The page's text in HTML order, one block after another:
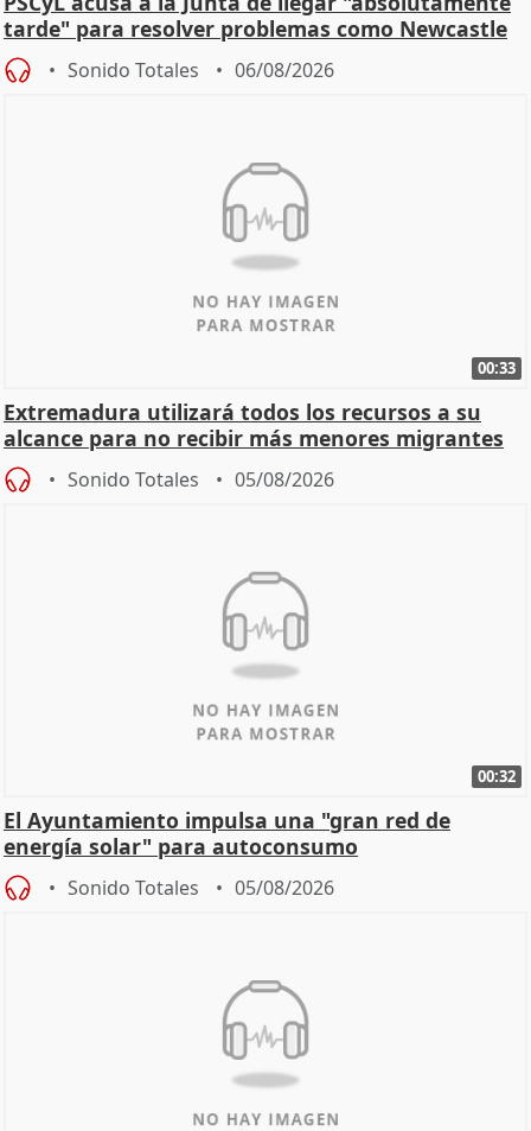
tarde" para resolver problemas como Newcastle
Sonido Totales 06/08/2026
00:33
Extremadura utilizará todos los recursos a su
alcance para no recibir más menores migrantes
Sonido Totales 05/08/2026
00:32
El Ayuntamiento impulsa una "gran red de
energía solar" para autoconsumo
Sonido Totales 05/08/2026